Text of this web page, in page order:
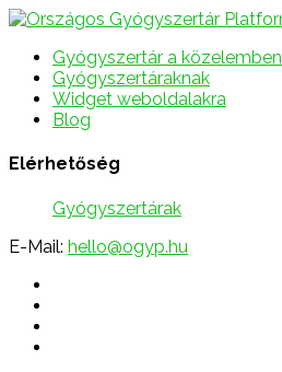
Gyógyszertár a közelemben
Gyógyszertáraknak
Widget weboldalakra
Blog
Elérhetőség
Gyógyszertárak
E-Mail: hello@ogyp.hu